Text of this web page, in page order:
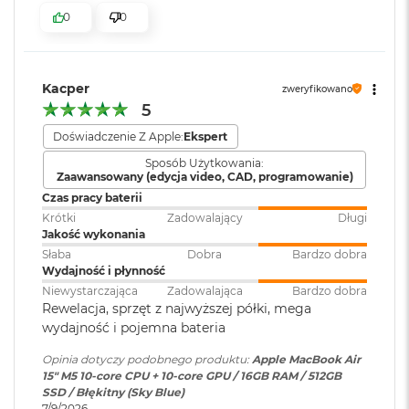
r
2
B
R
A
W
e
d
ł
u
g
o
j
m
n
o
bezpieczeństwo i sprawne działanie.
KTO KOCHA IPHONE’A, POKOCHA I MACA– Mac świetnie
zdziałać cuda. Możesz skopiować coś na iPhonie i wkleić to
na Macu. Albo odebrać na Macu połączenie FaceTime i
wysłać z niego tekst przez apkę Wiadomości
Wyświetlacz
Wyświetlacz Liquid Retina
Wyświetlacz o przekątnej 15,3 cala z podświetleniem LED, w
technologii IPS1
Moduł Bluetooth :
pamięci:
NIE
Karta sieciowa
bezprzewodowa
WLAN:
Kamera
internetowa
Kamera 12MP Center Stage z
obsługą funkcji Widok blatu
0
0
Kacper zweryfikowano
5
Doświadczenie Z Apple:Ekspert
Sposób Użytkowania:
Zaawansowany (edycja video, CAD, programowanie)
Czas pracy baterii
Krótki
Zadowalający
Długi
Jakość wykonania
Słaba
Dobra
Bardzo dobra
Wydajność i płynność
Niewystarczająca
Zadowalająca Bardzo dobra
Rewelacja, sprzęt z najwyższej półki, mega
wydajność i pojemna bateria
Opinia dotyczy podobnego produktu: Apple MacBook Air
15" M5 10‑core CPU + 10‑core GPU / 16GB RAM / 512GB
SSD / Błękitny (Sky Blue)